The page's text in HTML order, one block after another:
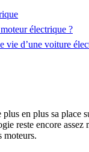
électrique ?
vie d’une voiture
plus en plus sa place
reste encore
moteurs.